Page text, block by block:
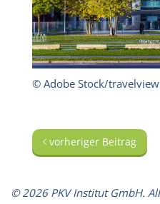
© Adobe Stock/travelview
vorheriger Beitrag
© 2026 PKV Institut GmbH.